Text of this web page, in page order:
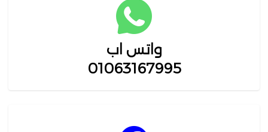
واتس اب
01063167995